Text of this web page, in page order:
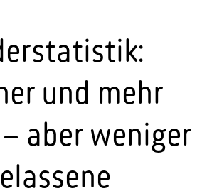
und mehr
aber weniger